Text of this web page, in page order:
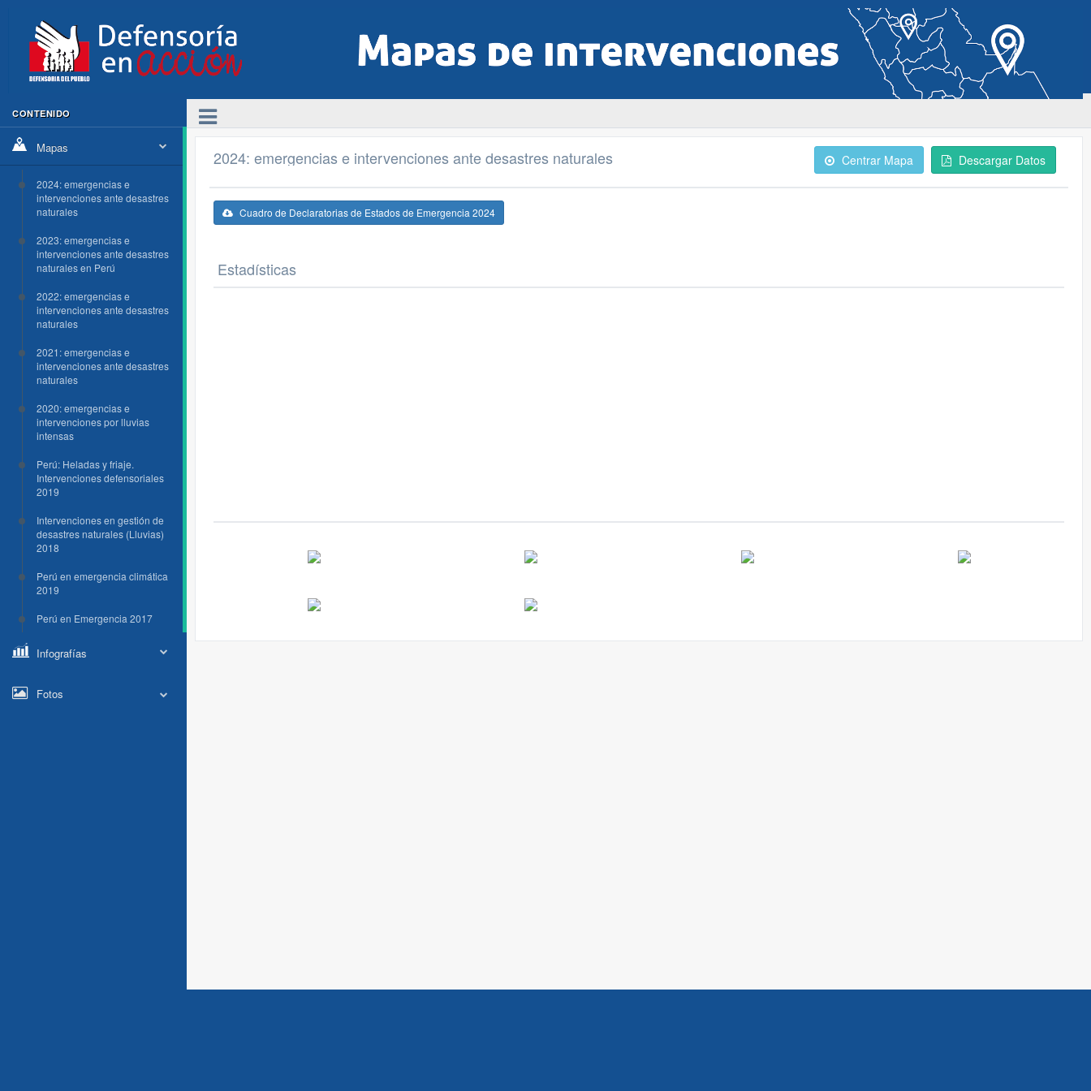
CONTENIDO
Mapas
2024: emergencias e
intervenciones ante desastres
naturales
2023: emergencias e
intervenciones ante desastres
naturales en Perú
2022: emergencias e
intervenciones ante desastres
naturales
2021: emergencias e
intervenciones ante desastres
naturales
2020: emergencias e
intervenciones por lluvias
intensas
Perú: Heladas y friaje.
Intervenciones defensoriales
2019
Intervenciones en gestión de
desastres naturales (Lluvias)
2018
Perú en emergencia climática
2019
Perú en Emergencia 2017
Infografías
Fotos
2024: emergencias e intervenciones ante desastres naturales Centrar Mapa Descargar Datos
Cuadro de Declaratorias de Estados de Emergencia 2024
Estadísticas